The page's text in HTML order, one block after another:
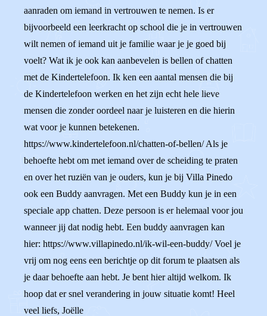
aanraden om iemand in vertrouwen te nemen. Is er
bijvoorbeeld een leerkracht op school die je in vertrouwen
wilt nemen of iemand uit je familie waar je je goed bij
voelt? Wat ik je ook kan aanbevelen is bellen of chatten
met de Kindertelefoon. Ik ken een aantal mensen die bij
de Kindertelefoon werken en het zijn echt hele lieve
mensen die zonder oordeel naar je luisteren en die hierin
wat voor je kunnen betekenen.
https://www.kindertelefoon.nl/chatten-of-bellen/ Als je
behoefte hebt om met iemand over de scheiding te praten
en over het ruziën van je ouders, kun je bij Villa Pinedo
ook een Buddy aanvragen. Met een Buddy kun je in een
speciale app chatten. Deze persoon is er helemaal voor jou
wanneer jij dat nodig hebt. Een buddy aanvragen kan
hier: https://www.villapinedo.nl/ik-wil-een-buddy/ Voel je
vrij om nog eens een berichtje op dit forum te plaatsen als
je daar behoefte aan hebt. Je bent hier altijd welkom. Ik
hoop dat er snel verandering in jouw situatie komt! Heel
veel liefs, Joëlle